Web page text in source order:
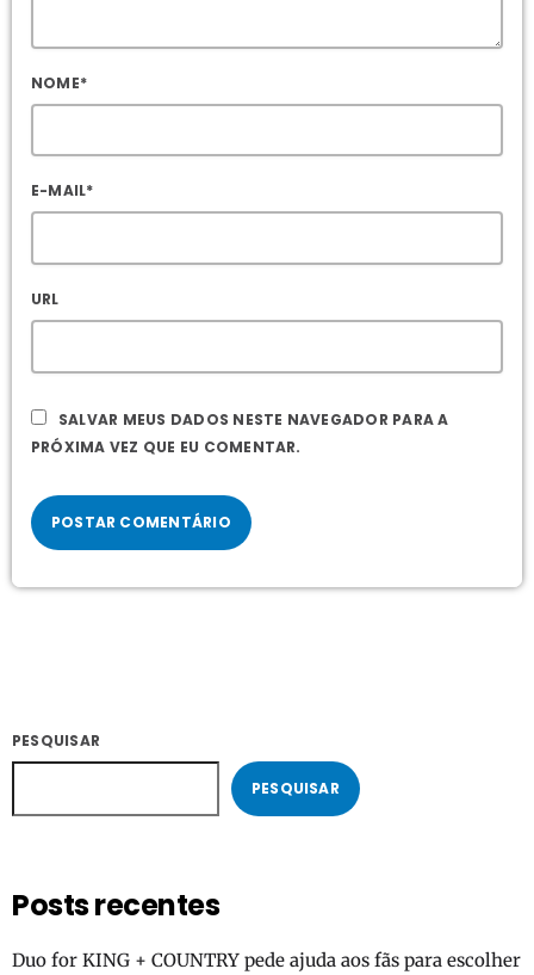
NOME*
E-MAIL*
URL
SALVAR MEUS DADOS NESTE NAVEGADOR PARA A
PRÓXIMA VEZ QUE EU COMENTAR.
PESQUISAR
PESQUISAR
Posts recentes
Duo for KING + COUNTRY pede ajuda aos fãs para escolher